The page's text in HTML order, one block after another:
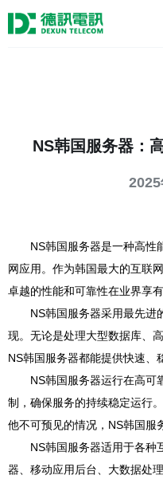
NS韩国服务器：
2025
NS韩国服务器是一种高性
网应用。作为韩国最大的互联
卓越的性能和可靠性在业界享有
NS韩国服务器采用最先进
现。无论是处理大型数据库、
NS韩国服务器都能提供快速、
NS韩国服务器运行在高可
制，确保服务的持续稳定运行
他不可预见的情况，NS韩国服
NS韩国服务器适用于各种
器、移动应用后台、大数据处